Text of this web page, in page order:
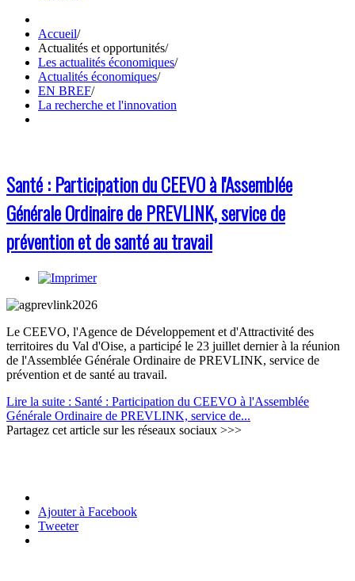
Accueil/
Actualités et opportunités/
Les actualités économiques/
Actualités économiques/
EN BREF/
La recherche et l'innovation
Santé : Participation du CEEVO à l'Assemblée
Générale Ordinaire de PREVLINK, service de
prévention et de santé au travail
Le CEEVO, l'Agence de Développement et d'Attractivité des
territoires du Val d'Oise, a participé le 23 juillet dernier à la réunion
de l'Assemblée Générale Ordinaire de PREVLINK, service de
prévention et de santé au travail.
Lire la suite : Santé : Participation du CEEVO à l'Assemblée
Générale Ordinaire de PREVLINK, service de...
Partagez cet article sur les réseaux sociaux >>>
Ajouter à Facebook
Tweeter